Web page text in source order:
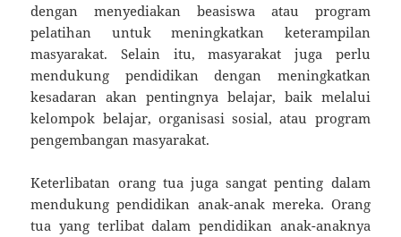
dengan menyediakan beasiswa atau program
pelatihan untuk meningkatkan keterampilan
masyarakat. Selain itu, masyarakat juga perlu
mendukung pendidikan dengan meningkatkan
kesadaran akan pentingnya belajar, baik melalui
kelompok belajar, organisasi sosial, atau program
pengembangan masyarakat.
Keterlibatan orang tua juga sangat penting dalam
mendukung pendidikan anak-anak mereka. Orang
tua yang terlibat dalam pendidikan anak-anaknya